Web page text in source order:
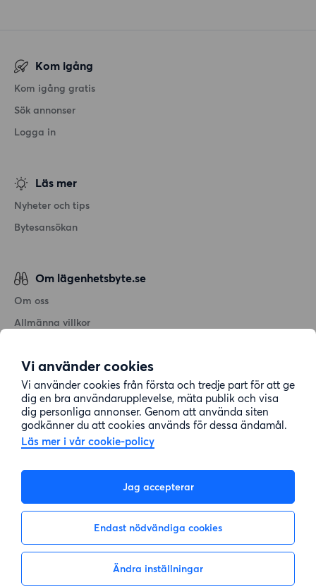
Vi använder cookies
Vi använder cookies från första och tredje part för att ge
dig en bra användarupplevelse, mäta publik och visa
dig personliga annonser. Genom att använda siten
godkänner du att cookies används för dessa ändamål.
Läs mer i vår cookie-policy
Jag accepterar
Endast nödvändiga cookies
Ändra inställningar
Kom igång
Kom igång gratis
Sök annonser
Logga in
Läs mer
Nyheter och tips
Bytesansökan
Om lägenhetsbyte.se
Om oss
Allmänna villkor
Cookiepolicy
Sitemap
Kundtjänst
08-22 00 90
E-post: